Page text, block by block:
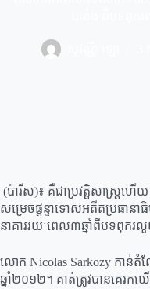
(ប៉ារីស)៖ គឺជាប្រវត្តិសាស្ត្រហើយ
សម្រេចផ្តន្ទាទោសអតីតប្រធានា
នាគាររយៈពេល៣ឆ្នាំពីបទពុករ
លោក Nicolas Sarkozy កាន់
ឆ្នាំ២០១២។ គាត់ត្រូវបានគេរក